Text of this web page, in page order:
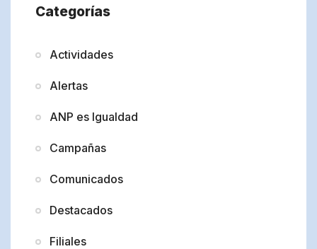
Categorías
Actividades
Alertas
ANP es Igualdad
Campañas
Comunicados
Destacados
Filiales